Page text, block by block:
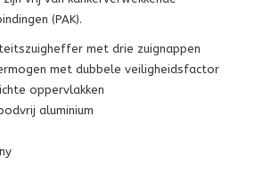
(PAK).
met drie zuignappen
met dubbele veiligheidsfactor
oppervlakken
aluminium